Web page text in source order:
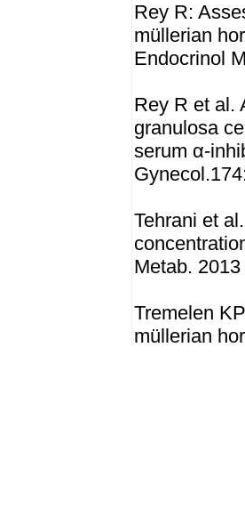
Rey R:
müllerian
Endocrinol
Rey R et al.
granulosa
serum α-
Tehrani et
Metab.
Tremelen
müllerian